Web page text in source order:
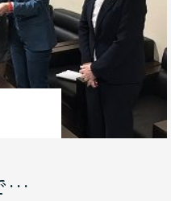
…